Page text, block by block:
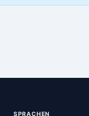
SPRACHEN